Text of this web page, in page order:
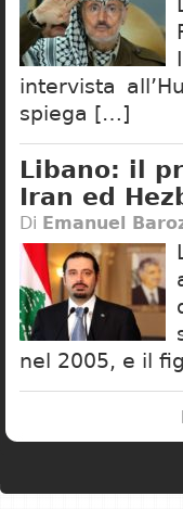
intervista
spiega […]
Libano: il
Iran ed
Di Emanuel
nel 2005, e il